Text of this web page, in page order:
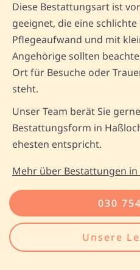
Diese Bestattungsart ist
geeignet, die eine
Pflegeaufwand und mit
Angehörige sollten
Ort für Besuche oder
steht.
Unser Team berät Sie
Bestattungsform in
ehesten entspricht.
Mehr über Bestattungen
030
Unsere